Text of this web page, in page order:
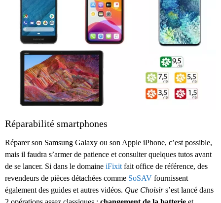
Réparabilité smartphones
Réparer son Samsung Galaxy ou son Apple iPhone, c’est possible,
mais il faudra s’armer de patience et consulter quelques tutos avant
de se lancer. Si dans le domaine iFixit fait office de référence, des
revendeurs de pièces détachées comme SoSAV fournissent
également des guides et autres vidéos. Que Choisirs’est lancé dans